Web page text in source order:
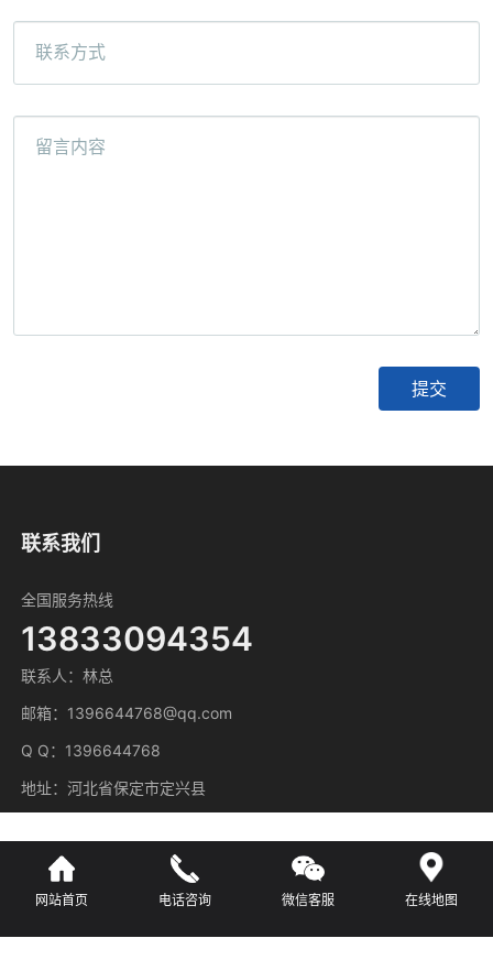
联系方式
留言内容
网站首页 电话咨询 微信客服 在线地图
联系我们
全国服务热线
13833094354
联系人：林总
邮箱：1396644768@qq.com
Q Q：1396644768
地址：河北省保定市定兴县
主营区域 广东 河北 湖南 江苏 江西